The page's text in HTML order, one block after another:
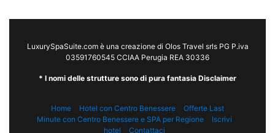
LuxurySpaSuite.com è una creazione di Olos Travel srls PG P.iva
03591760545 CCIAA Perugia REA 30336
* I nomi delle strutture sono di pura fantasia Disclaimer
Home Hotel con Centro Benessere
Offerte Last
Minute con Centro Benessere e SPA per Regione
Iscrivi
hotel
Contattaci